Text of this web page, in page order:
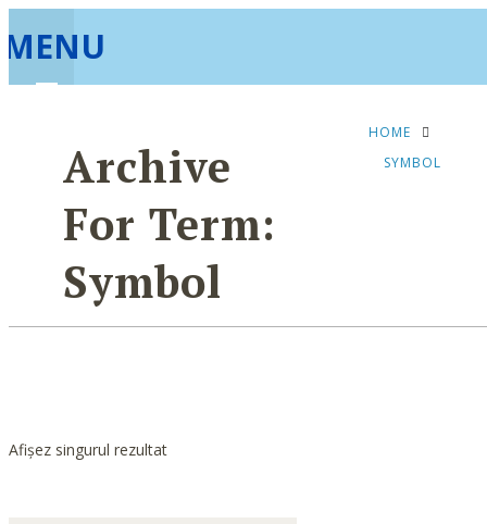
MENU
Archive
For Term:
Symbol
HOME
SYMBOL
Afișez singurul rezultat